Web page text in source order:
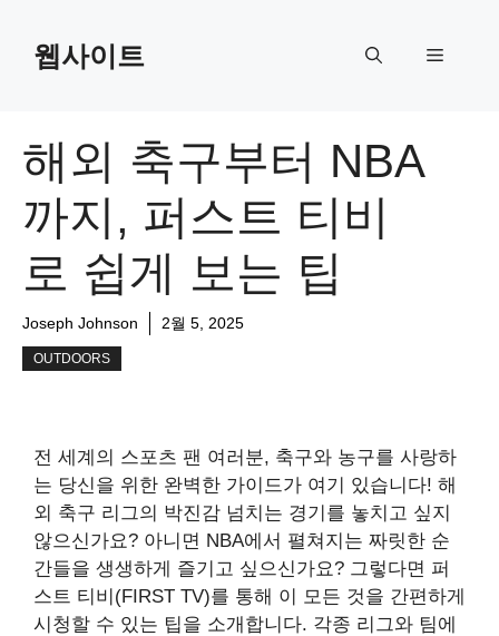
content웹사이트 Menu
해외 축구부터 NBA
까지, 퍼스트 티비
로 쉽게 보는 팁
Joseph Johnson 2월 5, 2025
OUTDOORS
전 세계의 스포츠 팬 여러분, 축구와 농구를 사랑하
는 당신을 위한 완벽한 가이드가 여기 있습니다! 해
외 축구 리그의 박진감 넘치는 경기를 놓치고 싶지
않으신가요? 아니면 NBA에서 펼쳐지는 짜릿한 순
간들을 생생하게 즐기고 싶으신가요? 그렇다면 퍼
스트 티비(FIRST TV)를 통해 이 모든 것을 간편하게
시청할 수 있는 팁을 소개합니다. 각종 리그와 팀에